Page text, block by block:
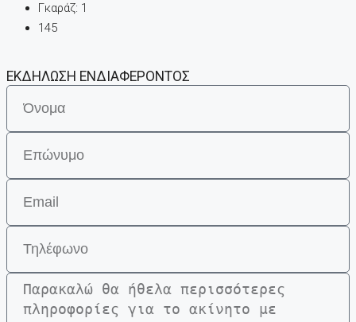
Γκαράζ: 1
145
ΕΚΔΗΛΩΣΗ ΕΝΔΙΑΦΕΡΟΝΤΟΣ